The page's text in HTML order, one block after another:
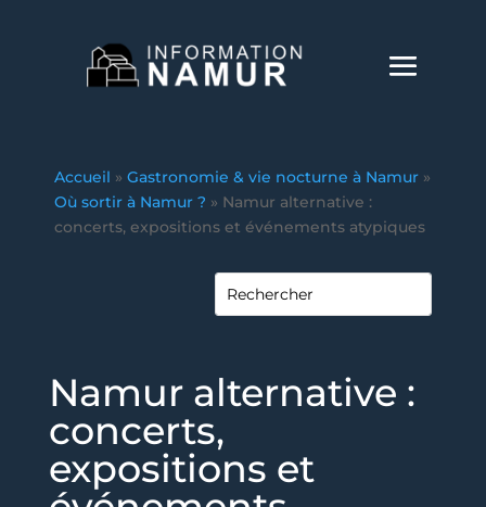
Accueil » Gastronomie & vie nocturne à Namur »
Où sortir à Namur ? » Namur alternative :
concerts, expositions et événements atypiques
Namur alternative :
concerts,
expositions et